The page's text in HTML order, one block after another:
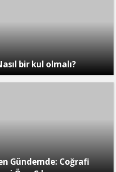
bir kul olmalı?
Gündemde: Coğrafi